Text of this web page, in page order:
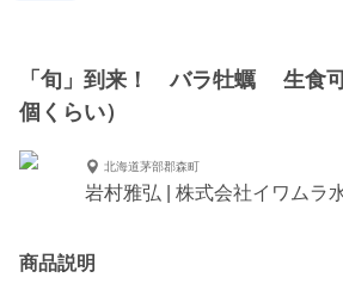
「旬」到来！ バラ牡蠣 生食
個くらい）
北海道茅部郡森町
岩村雅弘 | 株式会社イワムラ
商品説明